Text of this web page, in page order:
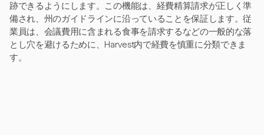
跡できるようにします。この機能は、経費精算請求が正しく準
備され、州のガイドラインに沿っていることを保証します。従
業員は、会議費用に含まれる食事を請求するなどの一般的な落
とし穴を避けるために、Harvest内で経費を慎重に分類できま
す。